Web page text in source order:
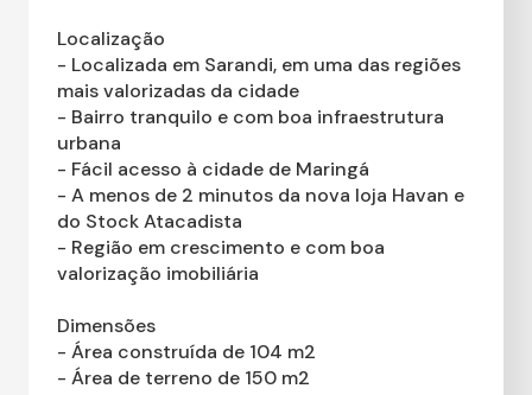
Localização
- Localizada em Sarandi, em uma das regiões
mais valorizadas da cidade
- Bairro tranquilo e com boa infraestrutura
urbana
- Fácil acesso à cidade de Maringá
- A menos de 2 minutos da nova loja Havan e
do Stock Atacadista
- Região em crescimento e com boa
valorização imobiliária
Dimensões
- Área construída de 104 m2
- Área de terreno de 150 m2